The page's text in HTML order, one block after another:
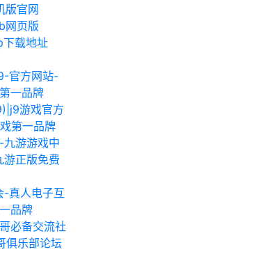
版官网
网页版
载地址
官方网站-
一品牌
游戏官方
第一品牌
九游游戏中
正版免费
-真人电子互
品牌
必备交流社
俱乐部论坛